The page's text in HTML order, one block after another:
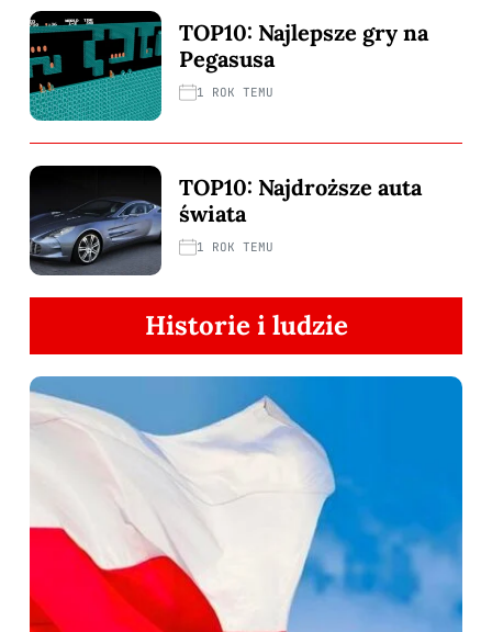
TOP10: Najlepsze gry na
Pegasusa
1 ROK TEMU
TOP10: Najdroższe auta
świata
1 ROK TEMU
Historie i ludzie